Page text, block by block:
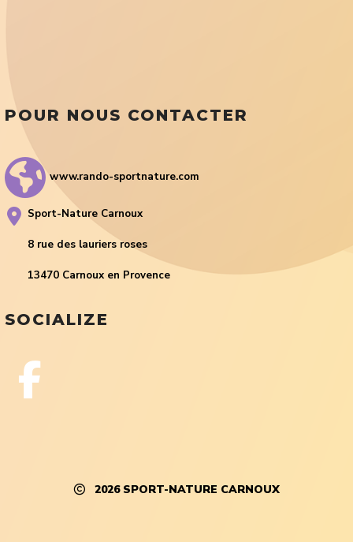
POUR NOUS CONTACTER
www.rando-sportnature.com
Sport-Nature Carnoux
8 rue des lauriers roses
13470 Carnoux en Provence
SOCIALIZE
2026 SPORT-NATURE CARNOUX